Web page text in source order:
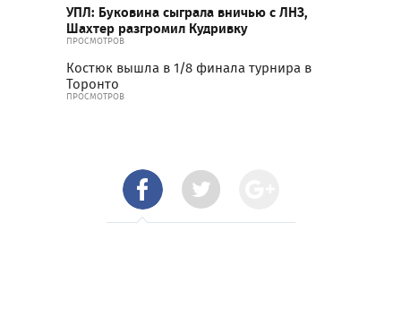
УПЛ: Буковина сыграла вничью с ЛНЗ,
Шахтер разгромил Кудривку
ПРОСМОТРОВ
Костюк вышла в 1/8 финала турнира в
Торонто
ПРОСМОТРОВ